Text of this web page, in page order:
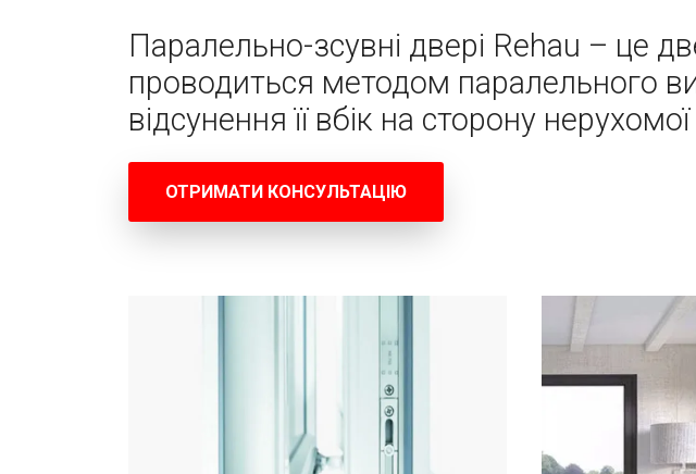
Паралельно-зсувні двері Rehau – це
проводиться методом паралельного
відсунення її вбік на сторону
ОТРИМАТИ КОНСУЛЬТАЦІЮ